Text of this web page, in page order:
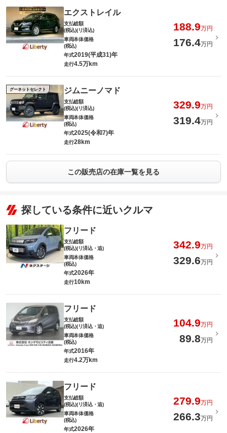
エクストレイル
支払総額
(税込)(リ済込)
188.9万円
車両本体価格
(税込)
176.4万円
年式2019(平成31)年
走行4.5万km
グーネットセレクト ジムニーノマド
支払総額
(税込)(リ済込)
329.9万円
車両本体価格
(税込)
319.4万円
年式2025(令和7)年
走行28km
この販売店の在庫一覧を見る
探している条件に近いクルマ
フリード
支払総額
(税込)(リ済込・追)
342.9万円
車両本体価格
(税込)
329.6万円
年式2026年
走行10km
フリード
支払総額
(税込)(リ済込・追)
104.9万円
車両本体価格
(税込)
89.8万円
年式2016年
走行4.2万km
フリード
支払総額
(税込)(リ済込・追)
279.9万円
車両本体価格
(税込)
266.3万円
年式2026年